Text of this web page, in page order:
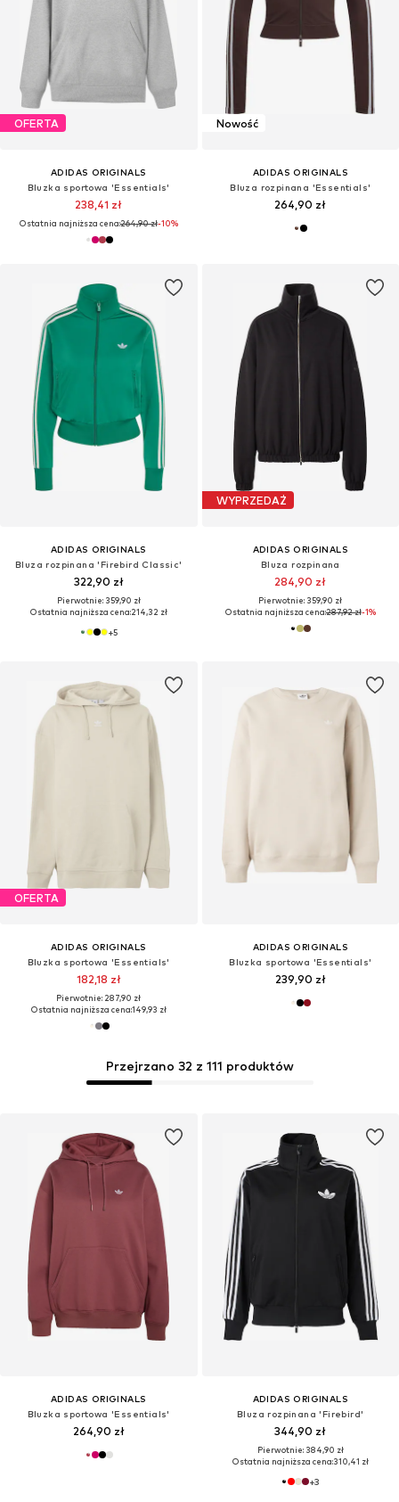
OFERTA
ADIDAS ORIGINALS
Bluzka sportowa 'Essentials'
238,41 zł
Ostatnia najniższa cena:264,90 zł-10%
Nowość
ADIDAS ORIGINALS
Bluza rozpinana 'Essentials'
264,90 zł
ADIDAS ORIGINALS
Bluza rozpinana 'Firebird Classic'
322,90 zł
Pierwotnie: 359,90 zł
Ostatnia najniższa cena:214,32 zł
+5
WYPRZEDAŻ
ADIDAS ORIGINALS
Bluza rozpinana
284,90 zł
Pierwotnie: 359,90 zł
Ostatnia najniższa cena:287,92 zł-1%
OFERTA
ADIDAS ORIGINALS
Bluzka sportowa 'Essentials'
182,18 zł
Pierwotnie: 287,90 zł
Ostatnia najniższa cena:149,93 zł
ADIDAS ORIGINALS
Bluzka sportowa 'Essentials'
239,90 zł
Przejrzano 32 z 111 produktów
ADIDAS ORIGINALS
Bluzka sportowa 'Essentials'
264,90 zł
ADIDAS ORIGINALS
Bluza rozpinana 'Firebird'
344,90 zł
Pierwotnie: 384,90 zł
Ostatnia najniższa cena:310,41 zł
+3